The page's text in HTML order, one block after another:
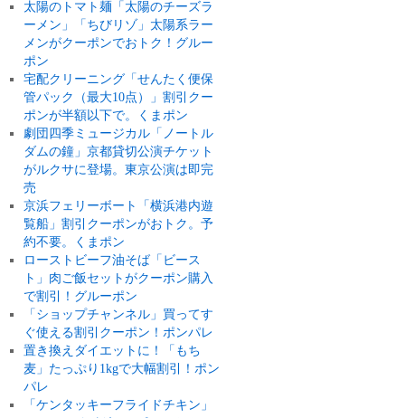
太陽のトマト麺「太陽のチーズラ
ーメン」「ちびリゾ」太陽系ラー
メンがクーポンでおトク！グルー
ポン
宅配クリーニング「せんたく便保
管パック（最大10点）」割引クー
ポンが半額以下で。くまポン
劇団四季ミュージカル「ノートル
ダムの鐘」京都貸切公演チケット
がルクサに登場。東京公演は即完
売
京浜フェリーボート「横浜港内遊
覧船」割引クーポンがおトク。予
約不要。くまポン
ローストビーフ油そば「ビース
ト」肉ご飯セットがクーポン購入
で割引！グルーポン
「ショップチャンネル」買ってす
ぐ使える割引クーポン！ポンパレ
置き換えダイエットに！「もち
麦」たっぷり1kgで大幅割引！ポン
パレ
「ケンタッキーフライドチキン」